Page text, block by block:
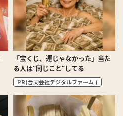
「宝くじ、運じゃなかった」当た
る人は“同じこと”してる
PR(合同会社デジタルファーム )